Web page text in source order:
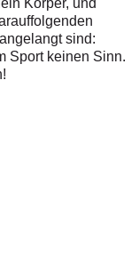
Körper, und
sind:
Sport keinen Sinn.